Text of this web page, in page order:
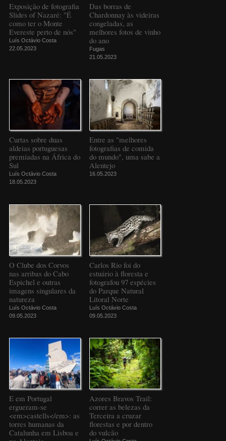
Exposição de fotografia
Slides of Nazaré: "É
como ter o Monte
Evereste perto de nós"
Luís Octávio Costa
22.05.2023
Das borras de
Chardonnay às videiras
congeladas, as
melhores fotos de vinho
do ano
Fugas
21.05.2023
Curtas sobre duas
aldeias portuguesas
premiadas na África do
Sul
Luís Octávio Costa
18.05.2023
Entre as "melhores
fotografias de comida
do mundo", uma sabe a
Alentejo
16.05.2023
O Clube dos Corvos
nas arribas do Cabo
Espichel e outras
imagens singulares da
natureza
Luís Octávio Costa
09.05.2023
Carlos Rio foi do
estuário à floresta e
fotografou 97 espécies
do Parque Natural
Litoral Norte
Luís Octávio Costa
09.05.2023
E em Portugal
ergueram-se
<em>castells</em>: as
torres humanas da
Catalunha em Lisboa e
Azores Bravos Trail:
correr as belezas da
Terceira a cruzar
florestas e por dentro
do vulcão